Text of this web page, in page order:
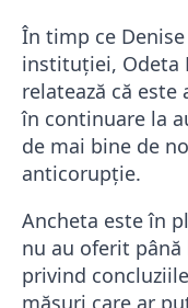
În timp ce
instituției, Odeta
relatează că
în continuare la
de mai bine de
anticorupție.
Ancheta este în
nu au oferit
privind
măsuri care ar